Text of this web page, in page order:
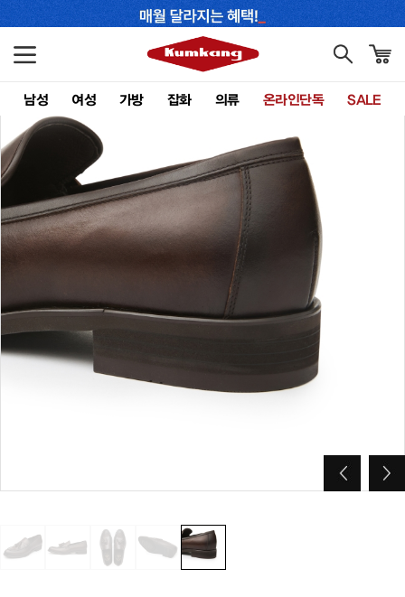
남성 여성 가방 잡화 의류 온라인단독 SALE